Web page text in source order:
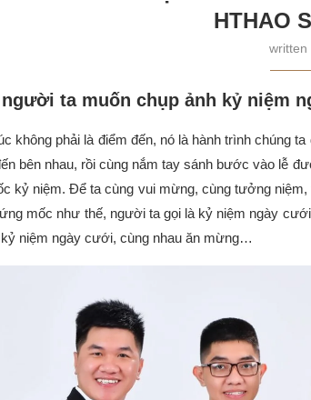
HTHAO
written
ta muốn chụp ảnh kỷ niệm
không phải là điểm đến, nó là hành trình chúng
bên nhau, rồi cùng nắm tay sánh bước vào lễ
kỷ niệm. Để ta cùng vui mừng, cùng tưởng
mốc như thế, người ta gọi là kỷ niệm ngày
niệm ngày cưới, cùng nhau ăn mừng…